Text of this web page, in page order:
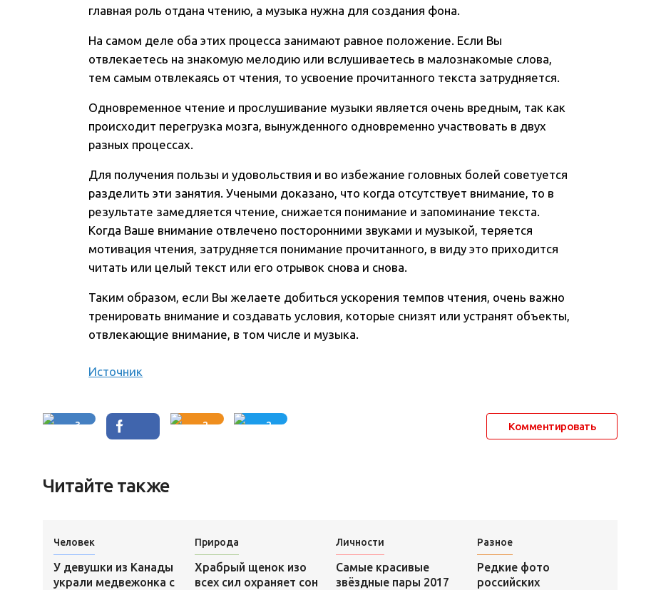
главная роль отдана чтению, а музыка нужна для создания фона.
На самом деле оба этих процесса занимают равное положение. Если Вы
отвлекаетесь на знакомую мелодию или вслушиваетесь в малознакомые слова,
тем самым отвлекаясь от чтения, то усвоение прочитанного текста затрудняется.
Одновременное чтение и прослушивание музыки является очень вредным, так как
происходит перегрузка мозга, вынужденного одновременно участвовать в двух
разных процессах.
Для получения пользы и удовольствия и во избежание головных болей советуется
разделить эти занятия. Учеными доказано, что когда отсутствует внимание, то в
результате замедляется чтение, снижается понимание и запоминание текста.
Когда Ваше внимание отвлечено посторонними звуками и музыкой, теряется
мотивация чтения, затрудняется понимание прочитанного, в виду это приходится
читать или целый текст или его отрывок снова и снова.
Таким образом, если Вы желаете добиться ускорения темпов чтения, очень важно
тренировать внимание и создавать условия, которые снизят или устранят объекты,
отвлекающие внимание, в том числе и музыка.
Источник
3 2 2 Комментировать
Читайте также
Человек
У девушки из Канады
украли медвежонка с
Природа
Храбрый щенок изо
всех сил охраняет сон
Личности
Самые красивые
звёздные пары 2017
Разное
Редкие фото
российских